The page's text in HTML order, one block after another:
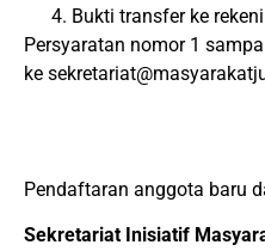
Bukti transfer ke
Persyaratan nomor 1
ke
Pendaftaran anggota baru
Sekretariat Inisiatif